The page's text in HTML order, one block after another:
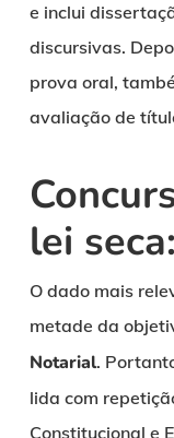
e inclui
discursivas.
prova oral,
avaliação de
lei
O dado mais
metade da
Notarial.
lida com
Constitucional e